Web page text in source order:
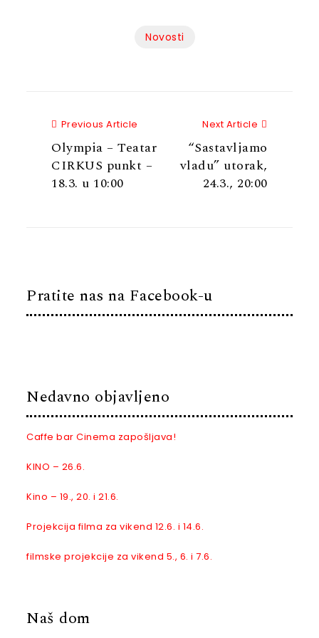
Novosti
Previous Article Previous Article
Olympia – Teatar
CIRKUS punkt –
18.3. u 10:00
Next Article
“Sastavljamo
vladu” utorak,
24.3., 20:00
Pratite nas na Facebook-u
Nedavno objavljeno
Caffe bar Cinema zapošljava!
KINO – 26.6.
Kino – 19., 20. i 21.6.
Projekcija filma za vikend 12.6. i 14.6.
filmske projekcije za vikend 5., 6. i 7.6.
Naš dom